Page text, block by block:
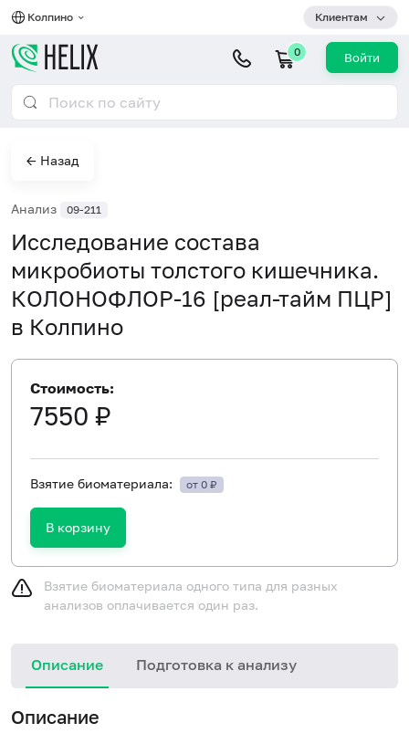
Колпино Клиентам
0 Войти
← Назад
Анализ 09-211
Исследование состава
микробиоты толстого кишечника.
КОЛОНОФЛОР-16 [реал-тайм ПЦР]
в Колпино
Стоимость:
7550 ₽
Взятие биоматериала: от 0 ₽
В корзину
Взятие биоматериала одного типа для разных
анализов оплачивается один раз.
Описание Подготовка к анализу
Описание